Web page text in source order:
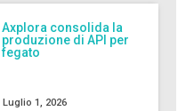
Axplora consolida la
produzione di API per
fegato
Luglio 1, 2026